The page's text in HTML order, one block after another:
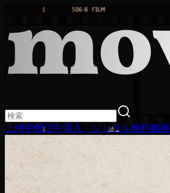
上映中配信中購入・レンタル無料動画